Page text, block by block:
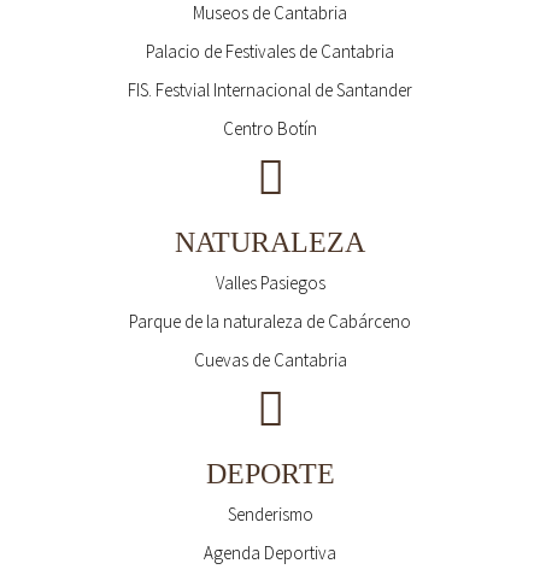
Museos de Cantabria
Palacio de Festivales de Cantabria
FIS. Festvial Internacional de Santander
Centro Botín
NATURALEZA
Valles Pasiegos
Parque de la naturaleza de Cabárceno
Cuevas de Cantabria
DEPORTE
Senderismo
Agenda Deportiva